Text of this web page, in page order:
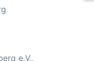
e.V.,